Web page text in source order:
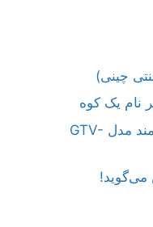
چینی)
نام یک کوه
تلویزیون جی پلاس 40 اینچ هوشمند مدل GTV-
می‌گوید!